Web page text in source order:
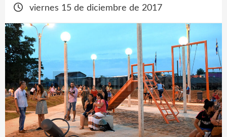
viernes 15 de diciembre de 2017